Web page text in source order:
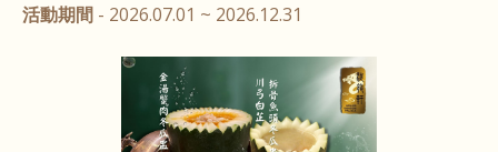
活動期間 - 2026.07.01 ~ 2026.12.31